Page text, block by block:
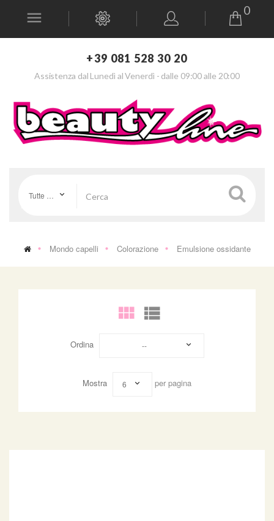
+39 081 528 30 20
Assistenza dal Lunedì al Venerdì - dalle 09:00 alle 20:00
0
Mondo capelli Colorazione Emulsione ossidante
Ordina --
Mostra 6 per pagina